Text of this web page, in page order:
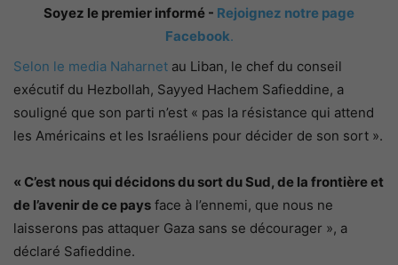
Soyez le premier informé - Rejoignez notre page
Facebook.
Selon le media Naharnet au Liban, le chef du conseil
exécutif du Hezbollah, Sayyed Hachem Safieddine, a
souligné que son parti n’est « pas la résistance qui attend
les Américains et les Israéliens pour décider de son sort ».
« C’est nous qui décidons du sort du Sud, de la frontière et
de l’avenir de ce pays face à l’ennemi, que nous ne
laisserons pas attaquer Gaza sans se décourager », a
déclaré Safieddine.